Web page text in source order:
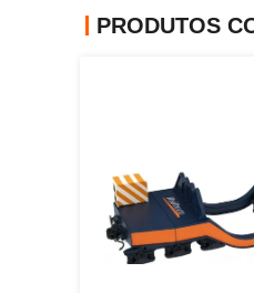
PRODUTOS